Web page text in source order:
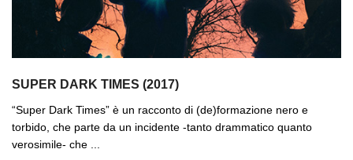
SUPER DARK TIMES (2017)
“Super Dark Times” è un racconto di (de)formazione nero e
torbido, che parte da un incidente -tanto drammatico quanto
verosimile- che ...